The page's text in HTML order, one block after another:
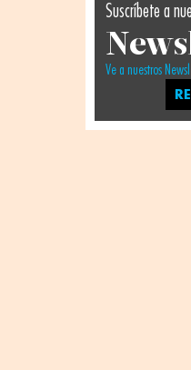
Suscríbete a
Ve a nuestros